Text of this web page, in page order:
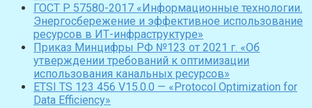
ГОСТ Р 57580-2017 «Информационные технологии.
Энергосбережение и эффективное использование
ресурсов в ИТ-инфраструктуре»
Приказ Минцифры РФ №123 от 2021 г. «Об
утверждении требований к оптимизации
использования канальных ресурсов»
ETSI TS 123 456 V15.0.0 — «Protocol Optimization for
Data Efficiency»